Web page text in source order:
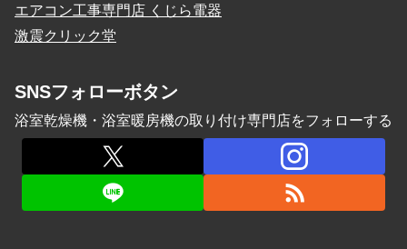
エアコン工事専門店 くじら電器
激震クリック堂
SNSフォローボタン
浴室乾燥機・浴室暖房機の取り付け専門店をフォローする